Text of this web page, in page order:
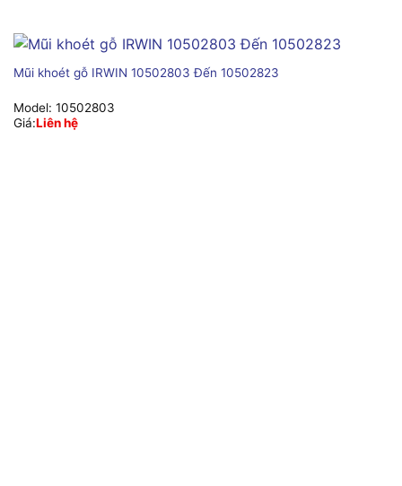
Mũi khoét gỗ IRWIN 10502803 Đến 10502823
Model: 10502803
Giá:Liên hệ